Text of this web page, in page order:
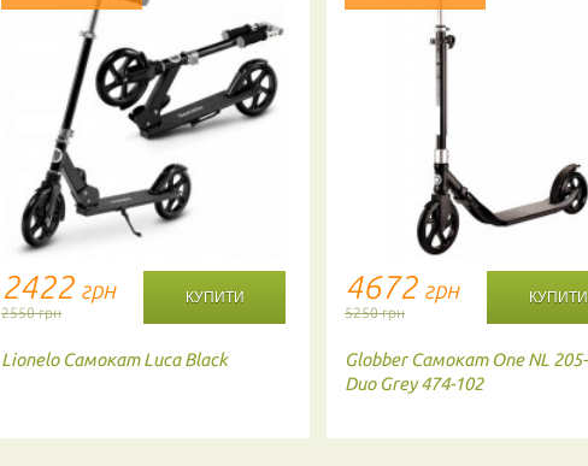
2422 грн
2550 грн
Lionelo Самокат Luca Black
4672 грн
5250 грн
Globber Самокат One NL
Duo Grey 474-102